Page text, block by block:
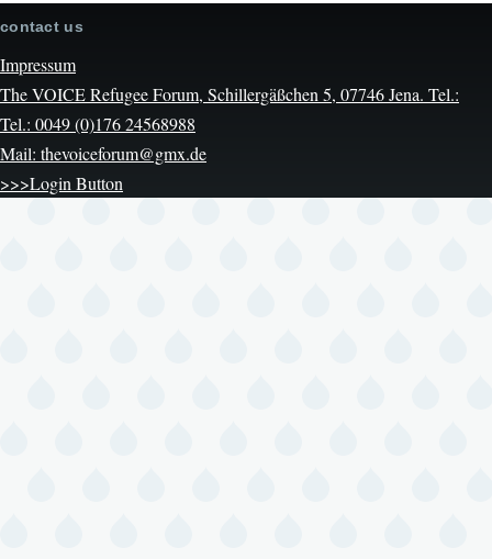
contact us
Impressum
The VOICE Refugee Forum, Schillergäßchen 5, 07746 Jena. Tel.:
Tel.: 0049 (0)176 24568988
Mail: thevoiceforum@gmx.de
>>>Login Button